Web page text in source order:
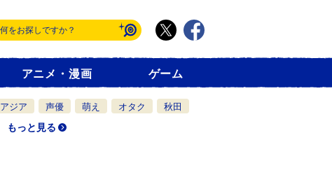
アニメ・漫画 ゲーム
アジア 声優 萌え オタク
秋田
もっと見る